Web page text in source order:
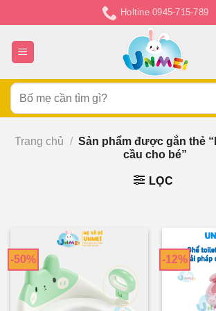
đến
nội
dung
Holtine 0945-715-789
Tìm
kiếm:
Trang chủ / Sản phẩm được gắn thẻ
cầu cho bé”
LỌC
-50% -12%